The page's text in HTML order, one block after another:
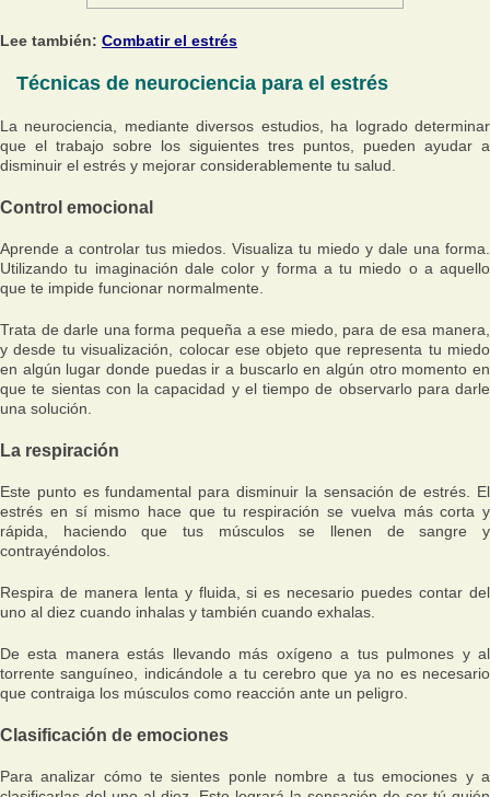
Lee también: Combatir el estrés
Técnicas de neurociencia para el estrés
La neurociencia, mediante diversos estudios, ha logrado determinar
que el trabajo sobre los siguientes tres puntos, pueden ayudar a
disminuir el estrés y mejorar considerablemente tu salud.
Control emocional
Aprende a controlar tus miedos. Visualiza tu miedo y dale una forma.
Utilizando tu imaginación dale color y forma a tu miedo o a aquello
que te impide funcionar normalmente.
Trata de darle una forma pequeña a ese miedo, para de esa manera,
y desde tu visualización, colocar ese objeto que representa tu miedo
en algún lugar donde puedas ir a buscarlo en algún otro momento en
que te sientas con la capacidad y el tiempo de observarlo para darle
una solución.
La respiración
Este punto es fundamental para disminuir la sensación de estrés. El
estrés en sí mismo hace que tu respiración se vuelva más corta y
rápida, haciendo que tus músculos se llenen de sangre y
contrayéndolos.
Respira de manera lenta y fluida, si es necesario puedes contar del
uno al diez cuando inhalas y también cuando exhalas.
De esta manera estás llevando más oxígeno a tus pulmones y al
torrente sanguíneo, indicándole a tu cerebro que ya no es necesario
que contraiga los músculos como reacción ante un peligro.
Clasificación de emociones
Para analizar cómo te sientes ponle nombre a tus emociones y a